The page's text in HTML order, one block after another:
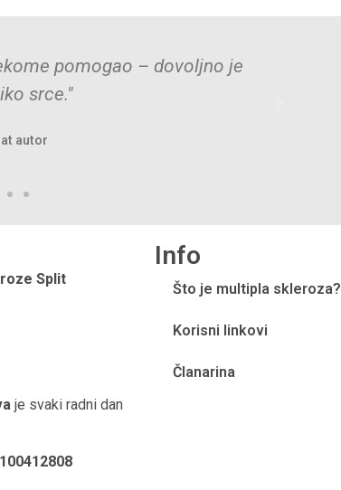
od velikog obećanja."
Split
je svaki radni dan
Info
Što je multipla skleroza?
Korisni linkovi
Članarina